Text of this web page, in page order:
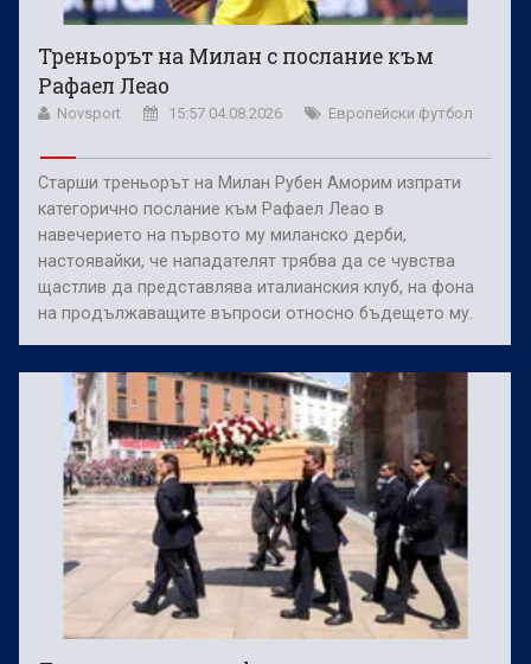
Треньорът на Милан с послание към
Рафаел Леао
Novsport 15:57 04.08.2026 Европейски футбол
Старши треньорът на Милан Рубен Аморим изпрати
категорично послание към Рафаел Леао в
навечерието на първото му миланско дерби,
настоявайки, че нападателят трябва да се чувства
щастлив да представлява италианския клуб, на фона
на продължаващите въпроси относно бъдещето му.